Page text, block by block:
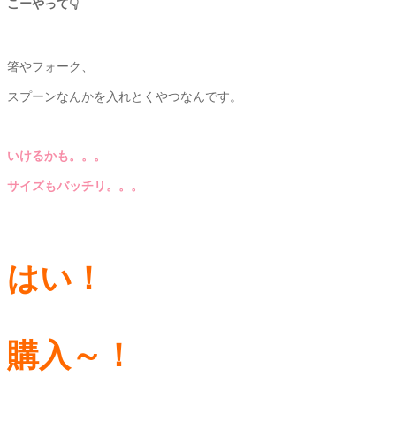
箸やフォーク、
スプーンなんかを入れとくやつなんです。
いけるかも。。。
サイズもバッチリ。。。
はい！
購入～！